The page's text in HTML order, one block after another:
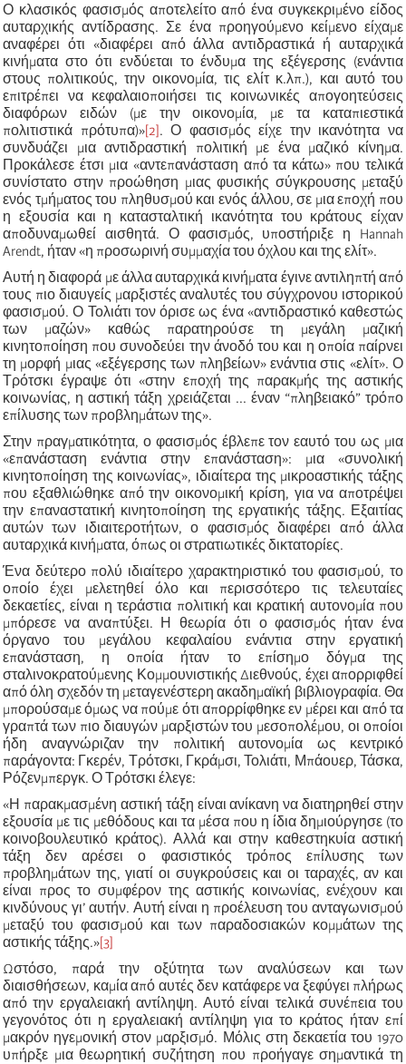
Ο κλασικός φασισμός αποτελείτο από ένα συγκεκριμένο είδος
αυταρχικής αντίδρασης. Σε ένα προηγούμενο κείμενο είχαμε
αναφέρει ότι «διαφέρει από άλλα αντιδραστικά ή αυταρχικά
κινήματα στο ότι ενδύεται το ένδυμα της εξέγερσης (ενάντια
στους πολιτικούς, την οικονομία, τις ελίτ κ.λπ.), και αυτό του
επιτρέπει να κεφαλαιοποιήσει τις κοινωνικές απογοητεύσεις
διαφόρων ειδών (με την οικονομία, με τα καταπιεστικά
πολιτιστικά πρότυπα)»[2]. Ο φασισμός είχε την ικανότητα να
συνδυάζει μια αντιδραστική πολιτική με ένα μαζικό κίνημα.
Προκάλεσε έτσι μια «αντεπανάσταση από τα κάτω» που τελικά
συνίστατο στην προώθηση μιας φυσικής σύγκρουσης μεταξύ
ενός τμήματος του πληθυσμού και ενός άλλου, σε μια εποχή που
η εξουσία και η κατασταλτική ικανότητα του κράτους είχαν
αποδυναμωθεί αισθητά. Ο φασισμός, υποστήριξε η Hannah
Arendt, ήταν «η προσωρινή συμμαχία του όχλου και της ελίτ».
Αυτή η διαφορά με άλλα αυταρχικά κινήματα έγινε αντιληπτή από
τους πιο διαυγείς μαρξιστές αναλυτές του σύγχρονου ιστορικού
φασισμού. Ο Τολιάτι τον όρισε ως ένα «αντιδραστικό καθεστώς
των μαζών» καθώς παρατηρούσε τη μεγάλη μαζική
κινητοποίηση που συνοδεύει την άνοδό του και η οποία παίρνει
τη μορφή μιας «εξέγερσης των πληβείων» ενάντια στις «ελίτ». Ο
Τρότσκι έγραψε ότι «στην εποχή της παρακμής της αστικής
κοινωνίας, η αστική τάξη χρειάζεται ... έναν “πληβειακό” τρόπο
επίλυσης των προβλημάτων της».
Στην πραγματικότητα, ο φασισμός έβλεπε τον εαυτό του ως μια
«επανάσταση ενάντια στην επανάσταση»: μια «συνολική
κινητοποίηση της κοινωνίας», ιδιαίτερα της μικροαστικής τάξης
που εξαθλιώθηκε από την οικονομική κρίση, για να αποτρέψει
την επαναστατική κινητοποίηση της εργατικής τάξης. Εξαιτίας
αυτών των ιδιαιτεροτήτων, ο φασισμός διαφέρει από άλλα
αυταρχικά κινήματα, όπως οι στρατιωτικές δικτατορίες.
Ένα δεύτερο πολύ ιδιαίτερο χαρακτηριστικό του φασισμού, το
οποίο έχει μελετηθεί όλο και περισσότερο τις τελευταίες
δεκαετίες, είναι η τεράστια πολιτική και κρατική αυτονομία που
μπόρεσε να αναπτύξει. Η θεωρία ότι ο φασισμός ήταν ένα
όργανο του μεγάλου κεφαλαίου ενάντια στην εργατική
επανάσταση, η οποία ήταν το επίσημο δόγμα της
σταλινοκρατούμενης Κομμουνιστικής Διεθνούς, έχει απορριφθεί
από όλη σχεδόν τη μεταγενέστερη ακαδημαϊκή βιβλιογραφία. Θα
μπορούσαμε όμως να πούμε ότι απορρίφθηκε εν μέρει και από τα
γραπτά των πιο διαυγών μαρξιστών του μεσοπολέμου, οι οποίοι
ήδη αναγνώριζαν την πολιτική αυτονομία ως κεντρικό
παράγοντα: Γκερέν, Τρότσκι, Γκράμσι, Τολιάτι, Μπάουερ, Τάσκα,
Ρόζενμπεργκ. Ο Τρότσκι έλεγε:
«Η παρακμασμένη αστική τάξη είναι ανίκανη να διατηρηθεί στην
εξουσία με τις μεθόδους και τα μέσα που η ίδια δημιούργησε (το
κοινοβουλευτικό κράτος). Αλλά και στην καθεστηκυία αστική
τάξη δεν αρέσει ο φασιστικός τρόπος επίλυσης των
προβλημάτων της, γιατί οι συγκρούσεις και οι ταραχές, αν και
είναι προς το συμφέρον της αστικής κοινωνίας, ενέχουν και
κινδύνους γι’ αυτήν. Αυτή είναι η προέλευση του ανταγωνισμού
μεταξύ του φασισμού και των παραδοσιακών κομμάτων της
αστικής τάξης.»[3]
Ωστόσο, παρά την οξύτητα των αναλύσεων και των
διαισθήσεων, καμία από αυτές δεν κατάφερε να ξεφύγει πλήρως
από την εργαλειακή αντίληψη. Αυτό είναι τελικά συνέπεια του
γεγονότος ότι η εργαλειακή αντίληψη για το κράτος ήταν επί
μακρόν ηγεμονική στον μαρξισμό. Μόλις στη δεκαετία του 1970
υπήρξε μια θεωρητική συζήτηση που προήγαγε σημαντικά τη